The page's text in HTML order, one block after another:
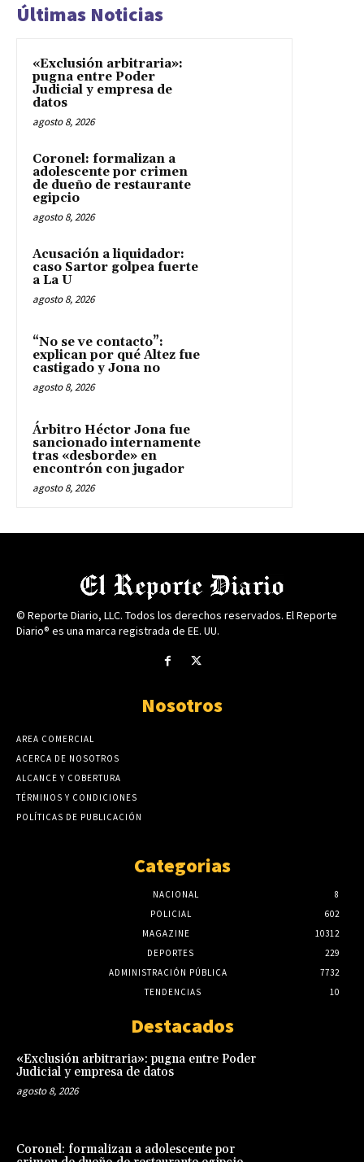
Últimas Noticias
«Exclusión arbitraria»:
pugna entre Poder
Judicial y empresa de
datos
agosto 8, 2026
Coronel: formalizan a
adolescente por crimen
de dueño de restaurante
egipcio
agosto 8, 2026
Acusación a liquidador:
caso Sartor golpea fuerte
a La U
agosto 8, 2026
“No se ve contacto”:
explican por qué Altez fue
castigado y Jona no
agosto 8, 2026
Árbitro Héctor Jona fue
sancionado internamente
tras «desborde» en
encontrón con jugador
agosto 8, 2026
© Reporte Diario, LLC. Todos los derechos reservados. El Reporte
Diario® es una marca registrada de EE. UU.
Nosotros
AREA COMERCIAL
ACERCA DE NOSOTROS
ALCANCE Y COBERTURA
TÉRMINOS Y CONDICIONES
POLÍTICAS DE PUBLICACIÓN
Categorias
NACIONAL
8
POLICIAL
602
MAGAZINE
10312
DEPORTES
229
ADMINISTRACIÓN PÚBLICA
7732
TENDENCIAS
10
Destacados
«Exclusión arbitraria»: pugna entre Poder
Judicial y empresa de datos
agosto 8, 2026
Coronel: formalizan a adolescente por